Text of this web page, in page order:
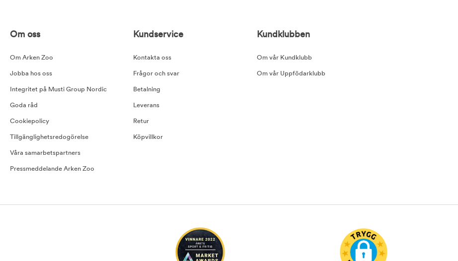
Om oss
Om Arken Zoo
Jobba hos oss
Integritet på Musti Group Nordic
Goda råd
Cookiepolicy
Tillgänglighetsredogörelse
Våra samarbetspartners
Pressmeddelande Arken Zoo
Kundservice
Kontakta oss
Frågor och svar
Betalning
Leverans
Retur
Köpvillkor
Kundklubben
Om vår Kundklubb
Om vår Uppfödarklubb